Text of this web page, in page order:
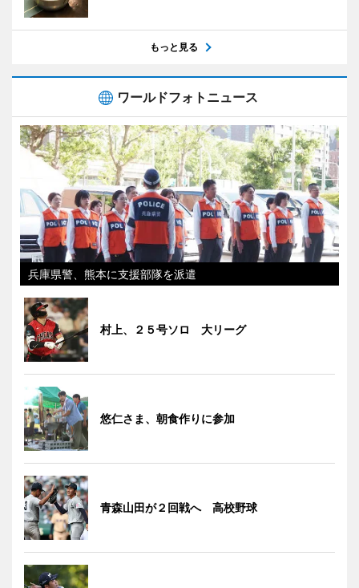
もっと見る
ワールドフォトニュース
兵庫県警、熊本に支援部隊を派遣
村上、２５号ソロ 大リーグ
悠仁さま、朝食作りに参加
青森山田が２回戦へ 高校野球